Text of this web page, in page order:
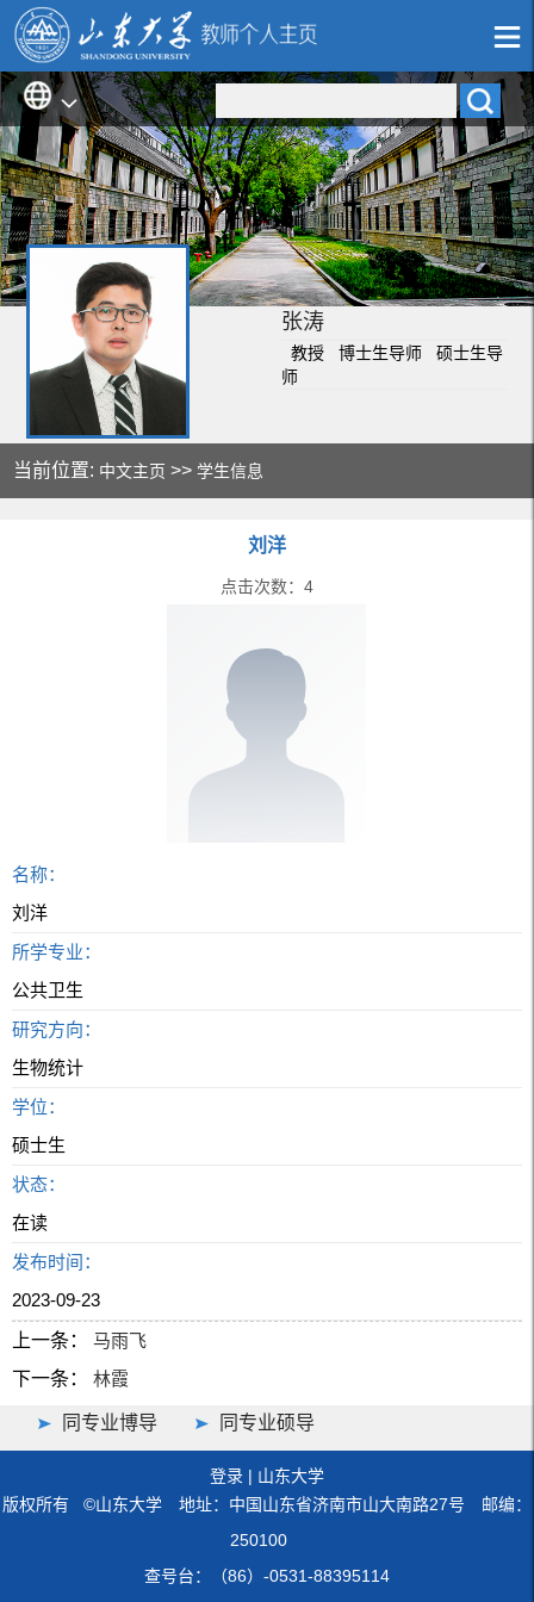
张涛
教授 博士生导师 硕士生导
师
当前位置: 中文主页 >>学生信息
刘洋
点击次数： 4
名称：
刘洋
所学专业：
公共卫生
研究方向：
生物统计
学位：
硕士生
状态：
在读
发布时间：
2023-09-23
上一条：
马雨飞
下一条：
林霞
同专业博导 同专业硕导
登录 | 山东大学
版权所有 ©山东大学 地址：中国山东省济南市山大南路27号 邮编：
250100
查号台：（86）-0531-88395114